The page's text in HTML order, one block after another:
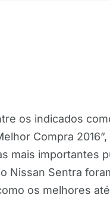
os indicados
Compra
mais importantes
Nissan Sentra
os melhores